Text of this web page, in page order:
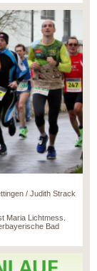
/ Judith Strack
Maria Lichtmess.
Bad